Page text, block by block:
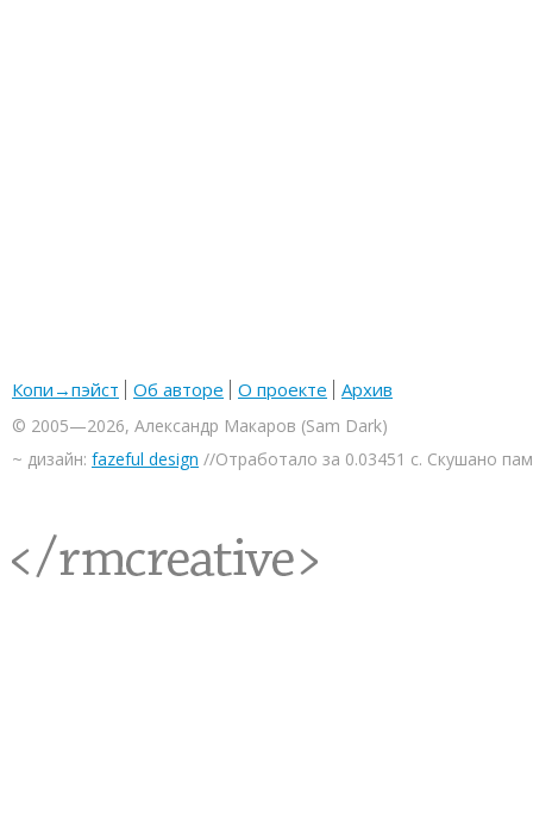
Копи→пэйст Об авторе О проекте Архив
© 2005—2026, Александр Макаров (Sam Dark)
~ дизайн: fazeful design //Отработало за 0.03451 с. Скушано
<rmcreative/>